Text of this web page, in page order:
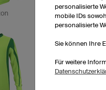
Level
personalisierte
mobile IDs
personalisierte
Sie können Ihre
Für weitere